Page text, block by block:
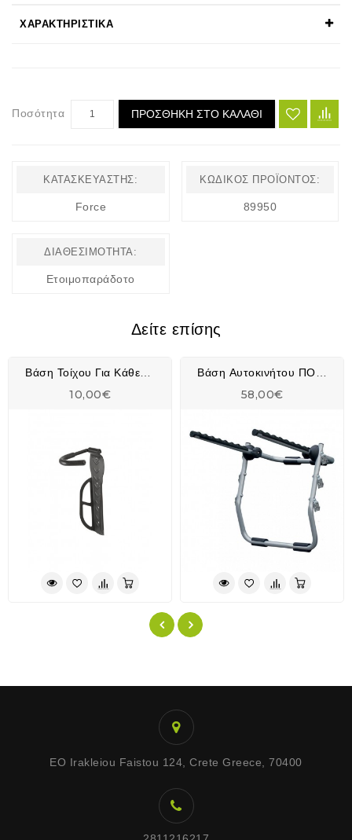
ΧΑΡΑΚΤΗΡΙΣΤΙΚΆ
Ποσότητα ΠΡΟΣΘΉΚΗ ΣΤΟ ΚΑΛΆΘΙ
ΚΑΤΑΣΚΕΥΑΣΤΉΣ:
Force
ΚΩΔΙΚΌΣ ΠΡΟΪΌΝΤΟΣ:
89950
ΔΙΑΘΕΣΙΜΌΤΗΤΑ:
Ετοιμοπαράδοτο
Δείτε επίσης
10,00€ 58,00€
EO Irakleiou Faistou 124, Crete Greece, 70400